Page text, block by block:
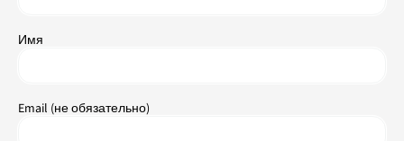
Имя
Email (не обязательно)